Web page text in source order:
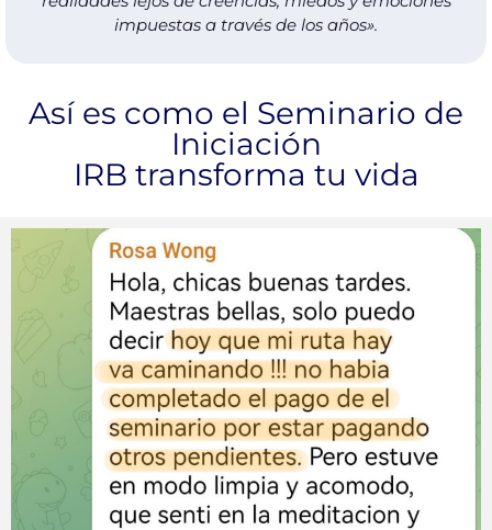
impuestas a través de los años».
Así es como el Seminario de
Iniciación
IRB transforma tu vida